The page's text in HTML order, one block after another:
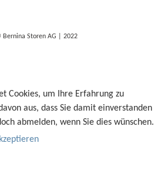
Bernina Storen AG | 2022
Cookies, um Ihre Erfahrung zu
aus, dass Sie damit einverstanden
abmelden, wenn Sie dies wünschen.